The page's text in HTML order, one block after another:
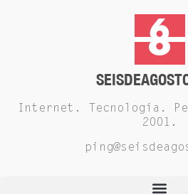
Internet. Tecnología.
2001.